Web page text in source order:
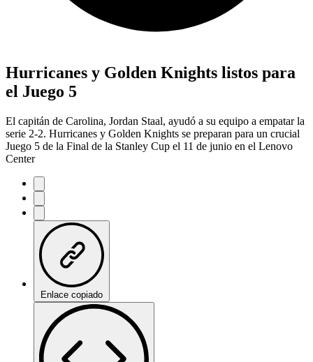
Hurricanes y Golden Knights listos para
el Juego 5
El capitán de Carolina, Jordan Staal, ayudó a su equipo a empatar la
serie 2-2. Hurricanes y Golden Knights se preparan para un crucial
Juego 5 de la Final de la Stanley Cup el 11 de junio en el Lenovo
Center
Enlace copiado